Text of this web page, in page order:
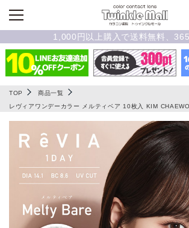
1,000円以上購入で送料無料、
TOP
商品一覧
レヴィアワンデーカラー メルティベア 10枚入 KIM